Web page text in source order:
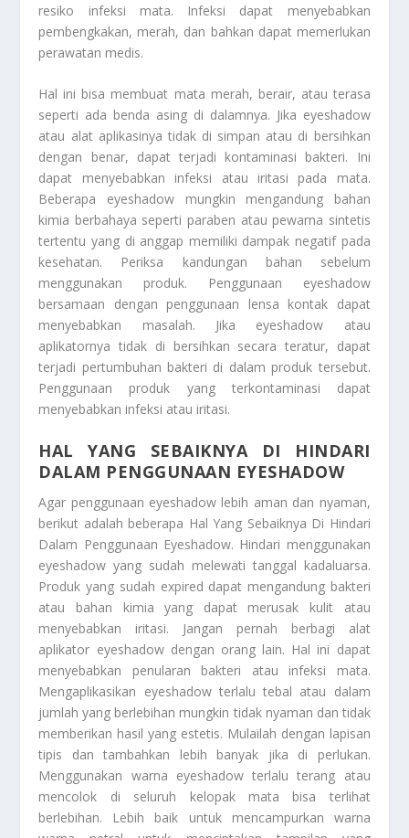
resiko infeksi mata. Infeksi dapat menyebabkan
pembengkakan, merah, dan bahkan dapat memerlukan
perawatan medis.
Hal ini bisa membuat mata merah, berair, atau terasa
seperti ada benda asing di dalamnya. Jika eyeshadow
atau alat aplikasinya tidak di simpan atau di bersihkan
dengan benar, dapat terjadi kontaminasi bakteri. Ini
dapat menyebabkan infeksi atau iritasi pada mata.
Beberapa eyeshadow mungkin mengandung bahan
kimia berbahaya seperti paraben atau pewarna sintetis
tertentu yang di anggap memiliki dampak negatif pada
kesehatan. Periksa kandungan bahan sebelum
menggunakan produk. Penggunaan eyeshadow
bersamaan dengan penggunaan lensa kontak dapat
menyebabkan masalah. Jika eyeshadow atau
aplikatornya tidak di bersihkan secara teratur, dapat
terjadi pertumbuhan bakteri di dalam produk tersebut.
Penggunaan produk yang terkontaminasi dapat
menyebabkan infeksi atau iritasi.
HAL YANG SEBAIKNYA DI HINDARI
DALAM PENGGUNAAN EYESHADOW
Agar penggunaan eyeshadow lebih aman dan nyaman,
berikut adalah beberapa Hal Yang Sebaiknya Di Hindari
Dalam Penggunaan Eyeshadow. Hindari menggunakan
eyeshadow yang sudah melewati tanggal kadaluarsa.
Produk yang sudah expired dapat mengandung bakteri
atau bahan kimia yang dapat merusak kulit atau
menyebabkan iritasi. Jangan pernah berbagi alat
aplikator eyeshadow dengan orang lain. Hal ini dapat
menyebabkan penularan bakteri atau infeksi mata.
Mengaplikasikan eyeshadow terlalu tebal atau dalam
jumlah yang berlebihan mungkin tidak nyaman dan tidak
memberikan hasil yang estetis. Mulailah dengan lapisan
tipis dan tambahkan lebih banyak jika di perlukan.
Menggunakan warna eyeshadow terlalu terang atau
mencolok di seluruh kelopak mata bisa terlihat
berlebihan. Lebih baik untuk mencampurkan warna